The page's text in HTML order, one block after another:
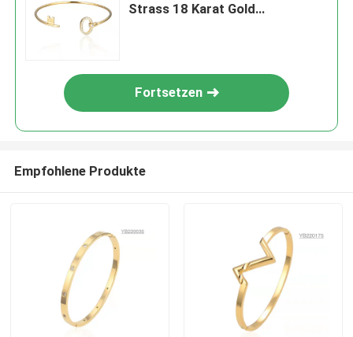
Strass 18 Karat Gold
Fortsetzen
Empfohlene Produkte